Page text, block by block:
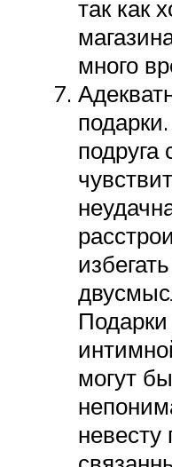
так как
много
подруга
могут
невесту